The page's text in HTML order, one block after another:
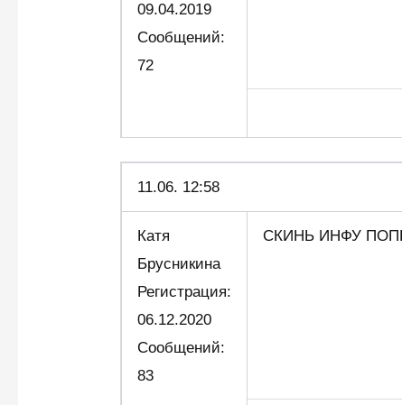
09.04.2019
Сообщений:
72
11.06. 12:58
Катя
Брусникина
Регистрация:
06.12.2020
Сообщений:
83
СКИНЬ ИНФУ